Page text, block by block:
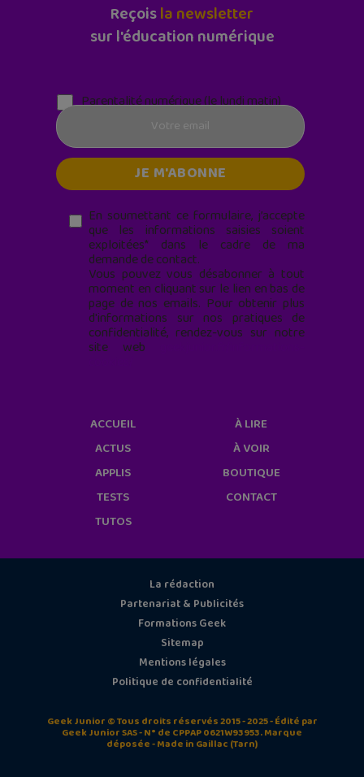
Reçoisla newsletter
sur l'éducation numérique
Parentalité numérique (le lundi matin)
En soumettant ce formulaire, j’accepte
que les informations saisies soient
exploitées* dans le cadre de ma
demande de contact.
Vous pouvez vous désabonner à tout
moment en cliquant sur le lien en bas de
page de nos emails. Pour obtenir plus
d'informations sur nos pratiques de
confidentialité, rendez-vous sur notre
site web
ACCUEIL
ACTUS
APPLIS
TESTS
TUTOS
À LIRE
À VOIR
BOUTIQUE
CONTACT
La rédaction
Partenariat & Publicités
Formations Geek
Sitemap
Mentions légales
Politique de confidentialité
Geek Junior © Tous droits réservés 2015 - 2025 - Édité par
Geek Junior SAS - N° de CPPAP 0621W93953. Marque
déposée - Made in Gaillac (Tarn)